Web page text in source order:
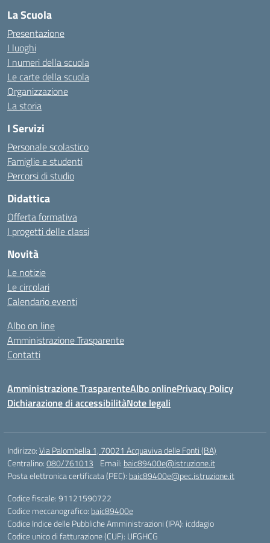
La Scuola
Presentazione
I luoghi
I numeri della scuola
Le carte della scuola
Organizzazione
La storia
I Servizi
Personale scolastico
Famiglie e studenti
Percorsi di studio
Didattica
Offerta formativa
I progetti delle classi
Novità
Le notizie
Le circolari
Calendario eventi
Albo on line
Amministrazione Trasparente
Contatti
Amministrazione TrasparenteAlbo onlinePrivacy Policy
Dichiarazione di accessibilitàNote legali
Indirizzo:Via Palombella 1, 70021 Acquaviva delle Fonti (BA)
Centralino:080/761013 Email: baic89400e@istruzione.it
Posta elettronica certificata (PEC): baic89400e@pec.istruzione.it
Codice fiscale: 91121590722
Codice meccanografico: baic89400e
Codice Indice delle Pubbliche Amministrazioni (IPA): icddagio
Codice unico di fatturazione (CUF): UFGHCG